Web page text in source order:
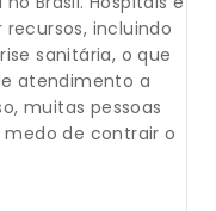
incluindo
sanitária, o que
atendimento a
muitas pessoas
de contrair o